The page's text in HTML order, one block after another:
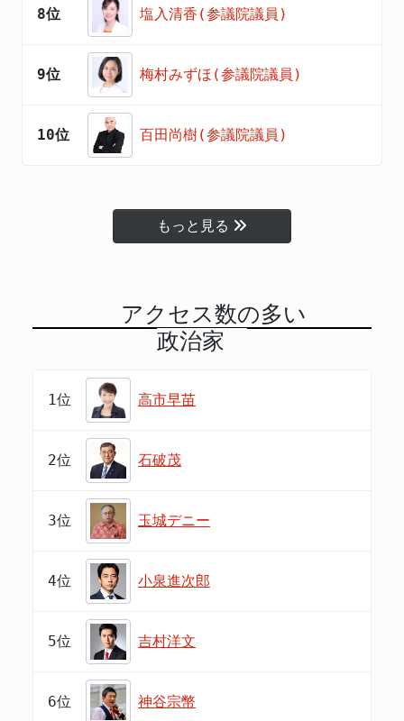
8位 塩入清香(参議院議員)
9位 梅村みずほ(参議院議員)
10位 百田尚樹(参議院議員)
もっと見る
アクセス数の多い
政治家
1位 高市早苗
2位 石破茂
3位 玉城デニー
4位 小泉進次郎
5位 吉村洋文
6位 神谷宗幣